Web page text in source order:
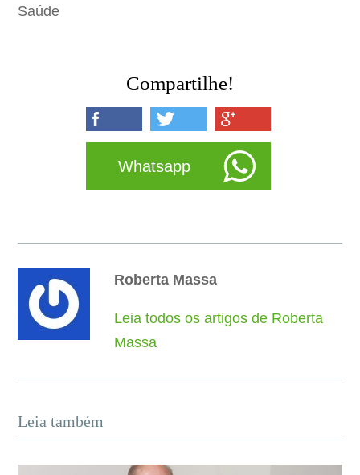
Compartilhe!
Whatsapp
Roberta Massa
Leia todos os artigos de Roberta
Massa
Leia também